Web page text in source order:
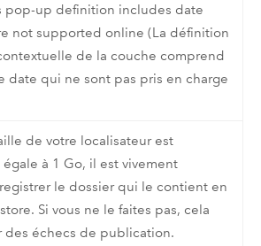
pop-up definition includes date
not supported online (La définition
de la couche comprend
date qui ne sont pas pris en charge
de votre localisateur est
à 1 Go, il est vivement
le dossier qui le contient en
Si vous ne le faites pas, cela
des échecs de publication.